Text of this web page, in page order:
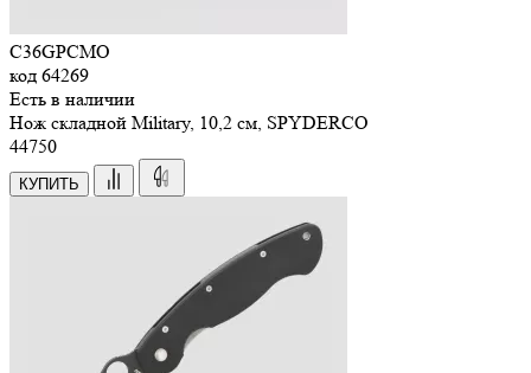
C36GPCMO
код 64269
Есть в наличии
Нож складной Military, 10,2 см, SPYDERCO
44750
КУПИТЬ